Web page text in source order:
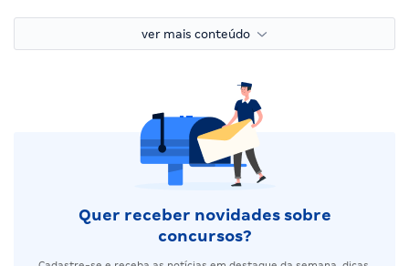
ver mais conteúdo
Quer receber novidades sobre
concursos?